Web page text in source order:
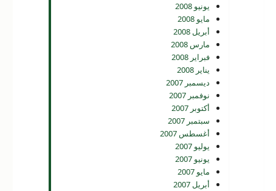
يونيو 2008
مايو 2008
أبريل 2008
مارس 2008
فبراير 2008
يناير 2008
ديسمبر 2007
نوفمبر 2007
أكتوبر 2007
سبتمبر 2007
أغسطس 2007
يوليو 2007
يونيو 2007
مايو 2007
أبريل 2007